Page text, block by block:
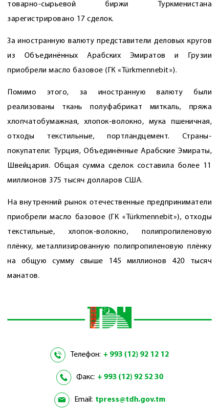
товарно-сырьевой биржи Туркменистана
зарегистрировано 17 сделок.
За иностранную валюту представители деловых кругов
из Объединённых Арабских Эмиратов и Грузии
приобрели масло базовое (ГК «Türkmennebit»).
Помимо этого, за иностранную валюту были
реализованы ткань полуфабрикат миткаль, пряжа
хлопчатобумажная, хлопок-волокно, мука пшеничная,
отходы текстильные, портландцемент. Страны-
покупатели: Турция, Объединённые Арабские Эмираты,
Швейцария. Общая сумма сделок составила более 11
миллионов 375 тысяч долларов США.
На внутренний рынок отечественные предприниматели
приобрели масло базовое (ГК «Türkmennebit»), отходы
текстильные, хлопок-волокно, полипропиленовую
плёнку, металлизированную полипропиленовую плёнку
на общую сумму свыше 145 миллионов 420 тысяч
манатов.
Телефон: + 993 (12) 92 12 12
Факс: + 993 (12) 92 52 30
Email: tpress@tdh.gov.tm